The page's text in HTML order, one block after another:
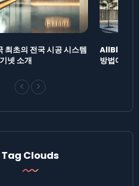
최초의 전국 시공 시스템
넷 소개
AllBlog에
방법에 대
Tag Clouds